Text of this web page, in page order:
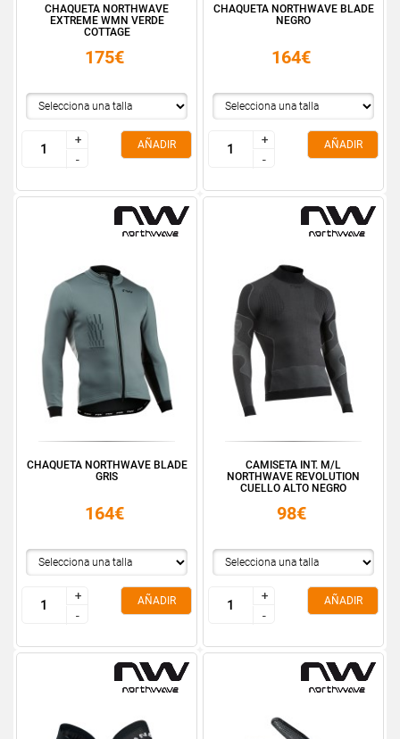
CHAQUETA NORTHWAVE
EXTREME WMN VERDE
COTTAGE
175€
+
-
+
-
AÑADIR
CHAQUETA NORTHWAVE BLADE
NEGRO
164€
+
-
+
-
AÑADIR
CHAQUETA NORTHWAVE BLADE
GRIS
164€
+
-
+
-
AÑADIR
CAMISETA INT. M/L
NORTHWAVE REVOLUTION
CUELLO ALTO NEGRO
98€
+
-
+
-
AÑADIR